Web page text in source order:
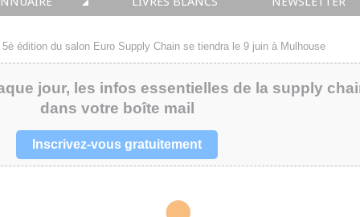
• SOLUTIONS
• INTEGRATION
5è édition du salon Euro Supply Chain se tiendra le 9 juin à Mulhouse
jour, les infos essentielles de la supply
dans votre boîte mail
Inscrivez-vous gratuitement